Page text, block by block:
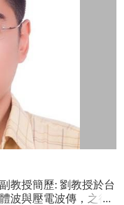
授簡歷: 劉教授於台
波與壓電波傳，之後